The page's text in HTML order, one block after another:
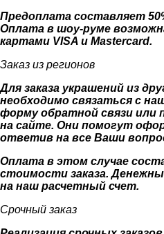
Предоплата составляет
Оплата в шоу-руме
картами VISA и Mastercard.
Заказ из регионов
Для заказа украшений из
необходимо связаться с
форму обратной связи или
на сайте. Они помогут
ответив на все Ваши
Оплата в этом случае
стоимости заказа.
на наш расчетный счет.
Срочный заказ